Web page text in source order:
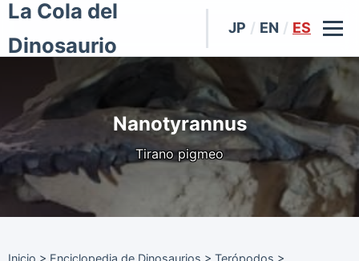
La Cola del
Dinosaurio
JP / EN / ES
Nanotyrannus
Tirano pigmeo
Inicio > Enciclopedia de Dinosaurios > Terópodos >